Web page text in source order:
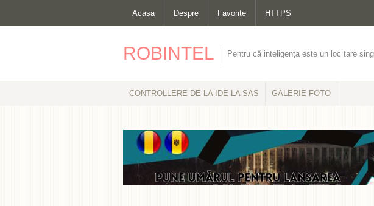
Acasa Despre Favorite HTTPS
ROBINTEL Pentru că inteligența este un loc tare
CONTROLLERE DE LA IDE LA SAS GALERIE FOTO